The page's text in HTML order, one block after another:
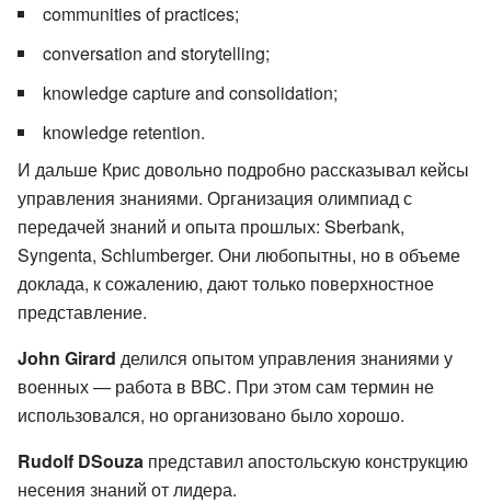
communities of practices;
conversation and storytelling;
knowledge capture and consolidation;
knowledge retention.
И дальше Крис довольно подробно рассказывал кейсы
управления знаниями. Организация олимпиад с
передачей знаний и опыта прошлых: Sberbank,
Syngenta, Schlumberger. Они любопытны, но в объеме
доклада, к сожалению, дают только поверхностное
представление.
John Girard делился опытом управления знаниями у
военных — работа в ВВС. При этом сам термин не
использовался, но организовано было хорошо.
Rudolf DSouza представил апостольскую конструкцию
несения знаний от лидера.